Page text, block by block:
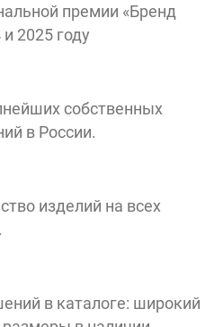
премии «Бренд
2025 году
собственных
в России.
изделий на всех
в каталоге: широкий